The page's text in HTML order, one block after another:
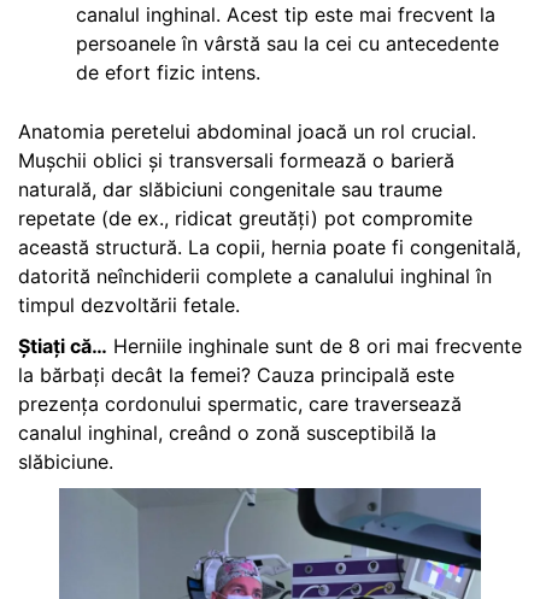
canalul inghinal. Acest tip este mai frecvent la
persoanele în vârstă sau la cei cu antecedente
de efort fizic intens.
Anatomia peretelui abdominal joacă un rol crucial.
Mușchii oblici și transversali formează o barieră
naturală, dar slăbiciuni congenitale sau traume
repetate (de ex., ridicat greutăți) pot compromite
această structură. La copii, hernia poate fi congenitală,
datorită neînchiderii complete a canalului inghinal în
timpul dezvoltării fetale.
Știați că… Herniile inghinale sunt de 8 ori mai frecvente
la bărbați decât la femei? Cauza principală este
prezența cordonului spermatic, care traversează
canalul inghinal, creând o zonă susceptibilă la
slăbiciune.